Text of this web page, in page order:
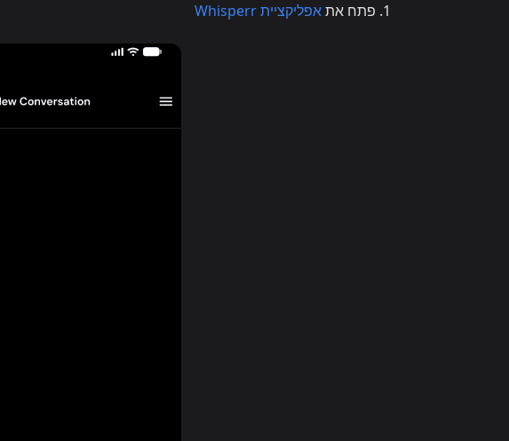
פתח אתאפליקציית Whisperr